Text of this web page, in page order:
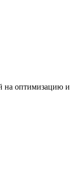
на оптимизацию и